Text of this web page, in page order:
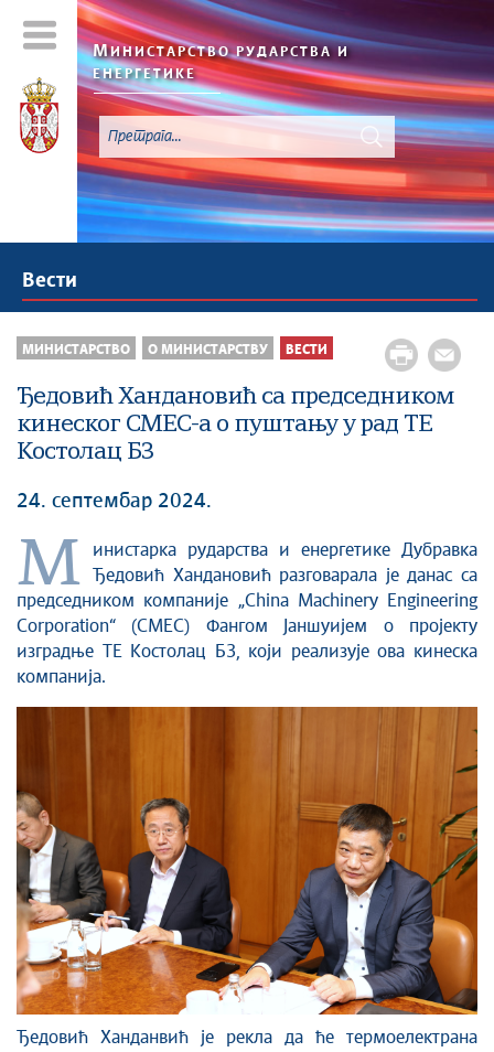
МИНИСТАРСТВО РУДАРСТВА И
ЕНЕРГЕТИКЕ
Вести
МИНИСТАРСТВО О МИНИСТАРСТВУ ВЕСТИ
Ђедовић Хандановић са председником
кинеског CMEC-а о пуштању у рад ТЕ
Костолац Б3
24. септембар 2024.
М
инистарка рударства и енергетике Дубравка
Ђедовић Хандановић разговарала је данас са
председником компаније „China Machinery Engineering
Corporation“ (CMEC) Фангом Јаншуијем о пројекту
изградње ТЕ Костолац Б3, који реализује ова кинеска
компанија.
Ђедовић Ханданвић је рекла да ће термоелектрана